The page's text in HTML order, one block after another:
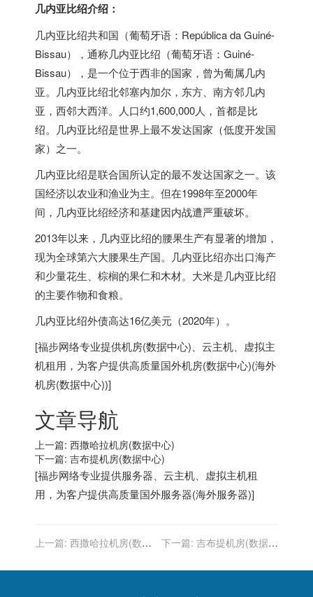
几内亚比绍介绍：
几内亚比绍共和国（葡萄牙语：República da Guiné-
Bissau），通称几内亚比绍（葡萄牙语：Guiné-
Bissau），是一个位于西非的国家，曾为葡属几内
亚。几内亚比绍北邻塞内加尔，东方、南方邻几内
亚，西邻大西洋。人口约1,600,000人，首都是比
绍。几内亚比绍是世界上最不发达国家（低度开发国
家）之一。
几内亚比绍是联合国所认定的最不发达国家之一。该
国经济以农业和渔业为主。但在1998年至2000年
间，几内亚比绍经济和基建因内战遭严重破坏。
2013年以来，几内亚比绍的腰果生产有显著的增加，
现为全球第六大腰果生产国。几内亚比绍亦出口海产
和少量花生、棕榈的果仁和木材。大米是几内亚比绍
的主要作物和食粮。
几内亚比绍外债高达16亿美元（2020年）。
[福步网络专业提供机房(数据中心) 云主机
虚拟主
机租用，为客户提供高质量国外机房(数据中心)(海外
机房(数据中心))]
文章导航
上一篇: 西撒哈拉机房(数据中心)
下一篇: 吉布提机房(数据中心)
[福步网络专业提供服务器 云主机 虚拟主机租
用，为客户提供高质量国外服务器(海外服务器)]
上一篇: 西撒哈拉机房(数据
下一篇: 吉布提机房(数据中